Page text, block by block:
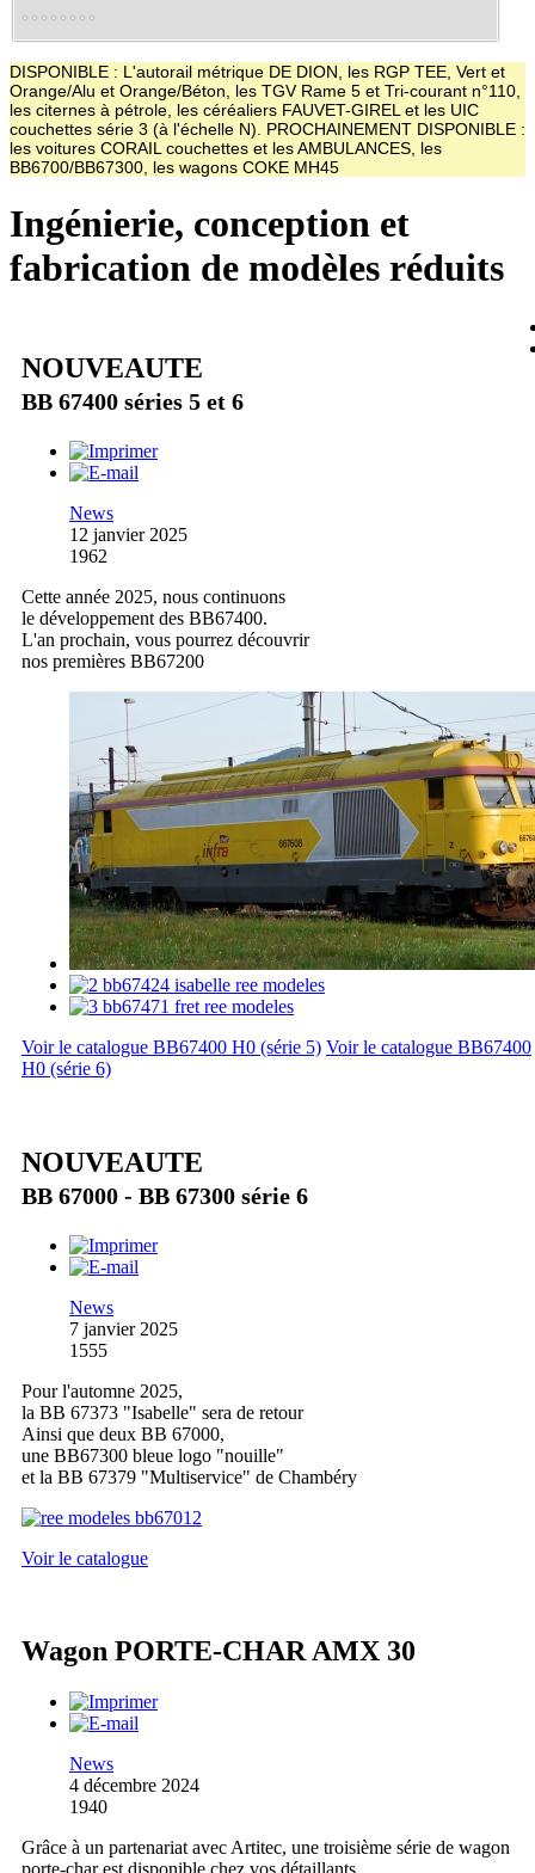
DISPONIBLE : L'autorail métrique DE DION, les RGP TEE, Vert et
Orange/Alu et Orange/Béton, les TGV Rame 5 et Tri-courant n°110,
les citernes à pétrole, les céréaliers FAUVET-GIREL et les UIC
couchettes série 3 (à l'échelle N). PROCHAINEMENT DISPONIBLE :
les voitures CORAIL couchettes et les AMBULANCES, les
BB6700/BB67300, les wagons COKE MH45
Ingénierie, conception et
fabrication de modèles réduits
NOUVEAUTE
BB 67400 séries 5 et 6
News
12 janvier 2025
1962
Cette année 2025, nous continuons
le développement des BB67400.
L'an prochain, vous pourrez découvrir
nos premières BB67200
Voir le catalogue BB67400 H0 (série 5) Voir le catalogue BB67400
H0 (série 6)
NOUVEAUTE
BB 67000 - BB 67300 série 6
News
7 janvier 2025
1555
Pour l'automne 2025,
la BB 67373 "Isabelle" sera de retour
Ainsi que deux BB 67000,
une BB67300 bleue logo "nouille"
et la BB 67379 "Multiservice" de Chambéry
Voir le catalogue
Wagon PORTE-CHAR AMX 30
News
4 décembre 2024
1940
Grâce à un partenariat avec Artitec, une troisième série de wagon